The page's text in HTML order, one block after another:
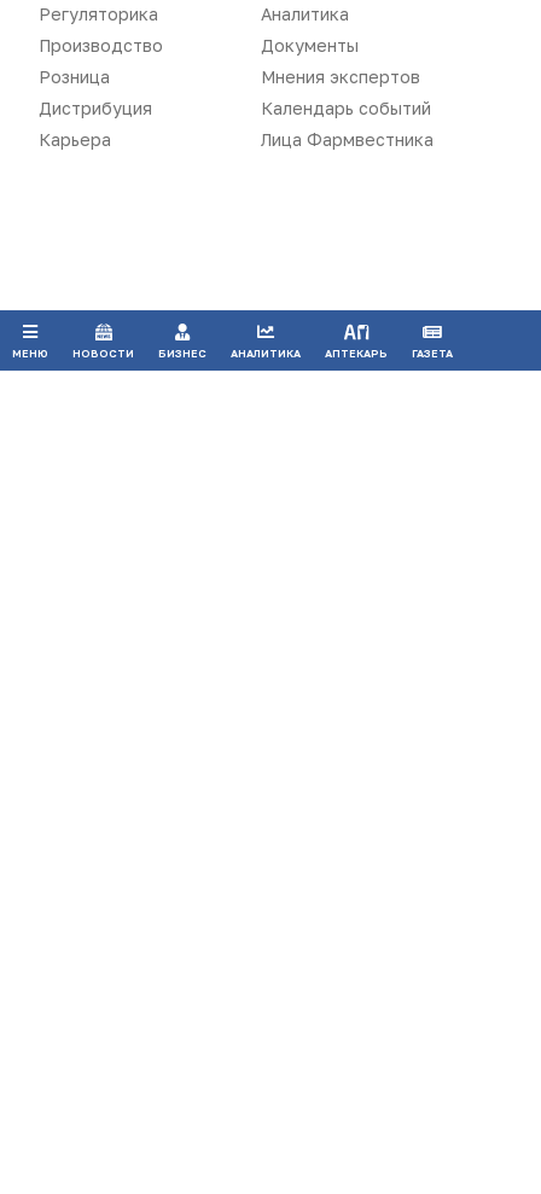
ограничений, установленных Правообладателем
автора используемых материалов и ссылки на портал
Pharmvestnik.ru как на источник заимствования с обязательной
гиперссылкой на сайт
Продолжая использовать наш сайт, вы даете согласие на
МЕНЮ НОВОСТИ БИЗНЕС АНАЛИТИКА АПТЕКАРЬ ГАЗЕТА
Регуляторика
Производство
Розница
Дистрибуция
Карьера
Аналитика
Документы
Мнения экспертов
Календарь событий
Лица Фармвестника